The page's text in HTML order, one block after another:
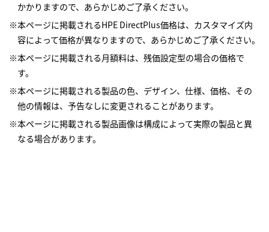
かかりますので、あらかじめご了承ください。
※本ページに掲載されるHPE DirectPlus価格は、カスタマイズ内
容によって価格が異なりますので、あらかじめご了承ください。
※本ページに掲載される月額料は、残価設定型の場合の価格で
す。
※本ページに掲載される製品の色、デザイン、仕様、価格、その
他の情報は、予告なしに変更されることがあります。
※本ページに掲載される製品画像は構成によって実際の製品と異
なる場合があります。